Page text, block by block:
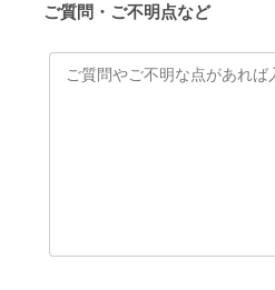
ご質問・ご不明点など